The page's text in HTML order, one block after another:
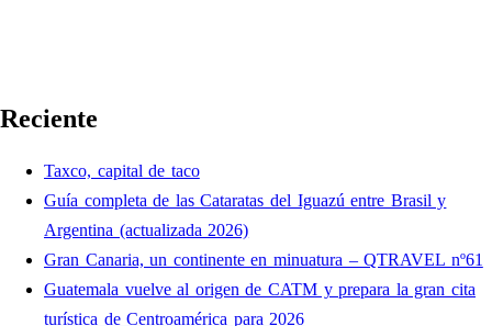
Reciente
Taxco, capital de taco
Guía completa de las Cataratas del Iguazú entre Brasil y
Argentina (actualizada 2026)
Gran Canaria, un continente en minuatura – QTRAVEL nº61
Guatemala vuelve al origen de CATM y prepara la gran cita
turística de Centroamérica para 2026